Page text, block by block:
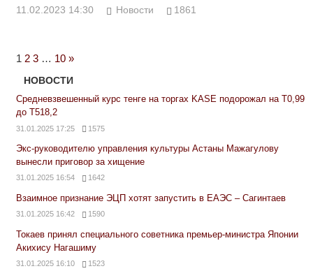
11.02.2023 14:30 Новости 1861
1 2 3 … 10 Next
Posts
»
НОВОСТИ
Средневзвешенный курс тенге на торгах KASE подорожал на Т0,99
до Т518,2
31.01.2025 17:25 1575
Экс-руководителю управления культуры Астаны Мажагулову
вынесли приговор за хищение
31.01.2025 16:54 1642
Взаимное признание ЭЦП хотят запустить в ЕАЭС – Сагинтаев
31.01.2025 16:42 1590
Токаев принял специального советника премьер-министра Японии
Акихису Нагашиму
31.01.2025 16:10 1523